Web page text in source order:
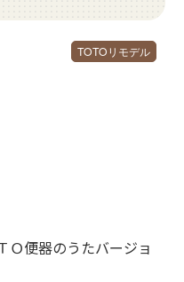
TOTOリモデル
Ｏ便器のうたバージョ